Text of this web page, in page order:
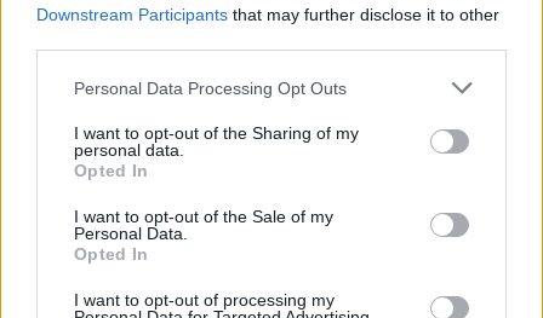
Downstream Participants that may further disclose it to other
Personal Data Processing Opt Outs
I want to opt-out of the Sharing of my
personal data.
Opted In
I want to opt-out of the Sale of my
Personal Data.
Opted In
I want to opt-out of processing my
SENS
SOS (Șoșoacă)
POT (Gavrilă)
PACE (Peia)
Acțiunea Conservatoare (Târziu)
PUSL (D. Voiculescu)
PNCR (Terheș)